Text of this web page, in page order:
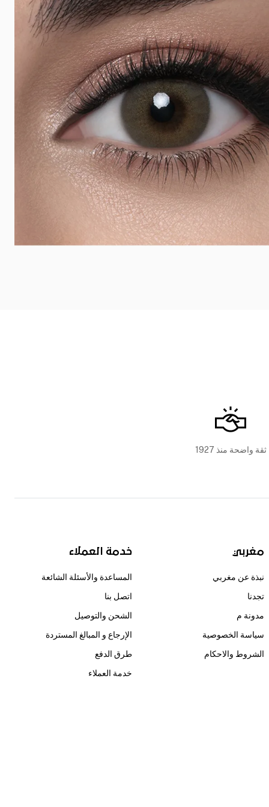
ثقة واضحة منذ 1927
مغربي
نبذة عن مغربي
تجدنا
مدونة م
سياسة الخصوصية
الشروط والاحكام
خدمة العملاء
المساعدة والأسئلة الشائعة
اتصل بنا
الشحن والتوصيل
الإرجاع و المبالغ المستردة
طرق الدفع
خدمة العملاء